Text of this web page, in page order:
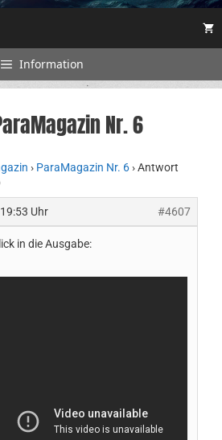
Information
Nr. 6
› ParaMagazin Nr. 6›Antwort
Uhr
#4607
in die Ausgabe: